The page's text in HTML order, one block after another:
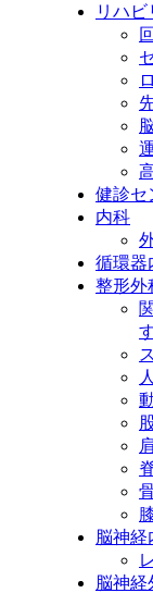
リハ
健診セ
内科
循環器
整形外
脳神経
脳神